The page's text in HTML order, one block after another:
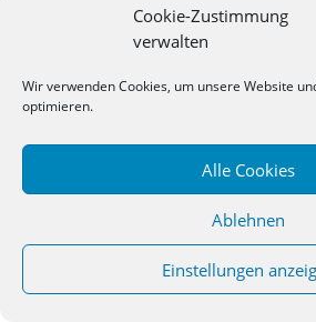
Cookie-Zustimmung
verwalten
Wir verwenden Cookies, um unsere Website
optimieren.
Alle Cookies
Ablehnen
Einstellungen